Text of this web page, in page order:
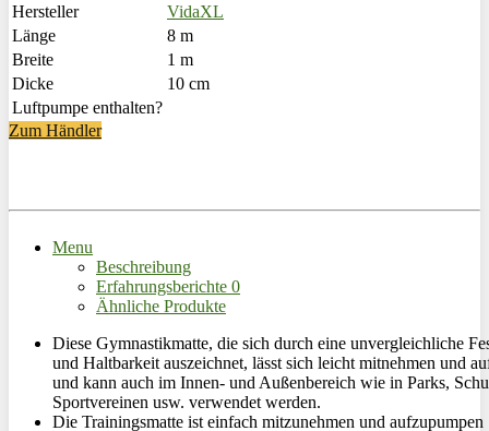
Zum Händler
Hersteller
VidaXL
Länge
8 m
Breite
1 m
Dicke
10 cm
Luftpumpe enthalten?
Menu
Beschreibung
Erfahrungsberichte 0
Ähnliche Produkte
Diese Gymnastikmatte, die sich durch eine unvergleichliche
und Haltbarkeit auszeichnet, lässt sich leicht mitnehmen und
und kann auch im Innen- und Außenbereich wie in Parks,
Sportvereinen usw. verwendet werden.
Die Trainingsmatte ist einfach mitzunehmen und aufzupumpen